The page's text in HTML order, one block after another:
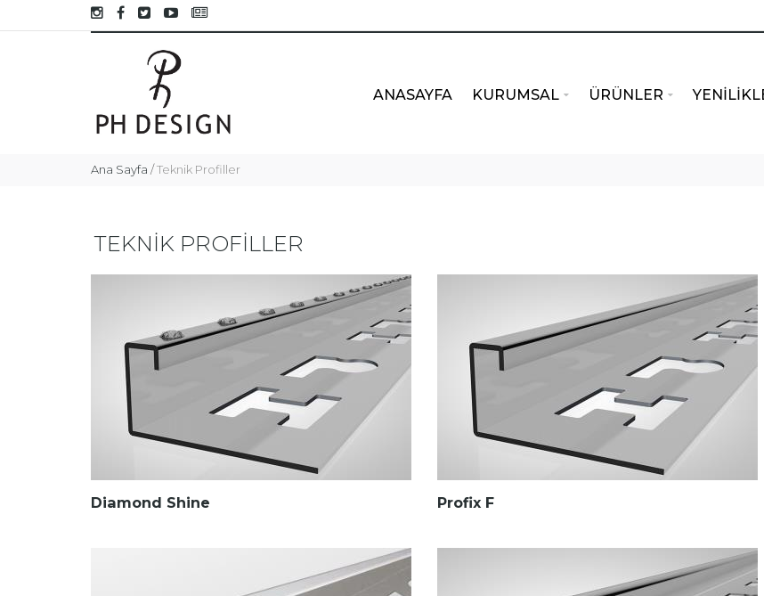
ANASAYFA KURUMSAL ÜRÜNLER
Ana Sayfa /Teknik Profiller
TEKNİK PROFİLLER
Diamond Shine Profix F